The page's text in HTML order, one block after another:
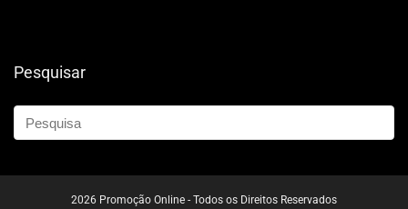
Pesquisar
2026 Promoção Online - Todos os Direitos Reservados